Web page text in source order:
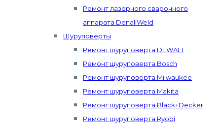
Ремонт лазерного сварочного
аппарата DenaliWeld
Шуруповерты
Ремонт шуруповерта DEWALT
Ремонт шуруповерта Bosch
Ремонт шуруповерта Milwaukee
Ремонт шуруповерта Makita
Ремонт шуруповерта Black+Decker
Ремонт шуруповерта Ryobi